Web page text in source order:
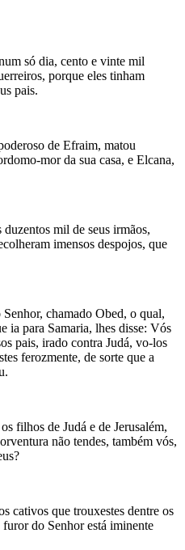
só dia, cento e vinte mil
porque eles tinham
pais.
de Efraim, matou
mor da sua casa, e Elcana,
mil de seus irmãos,
imensos despojos, que
chamado Obed, o qual,
ia para Samaria, lhes disse: Vós
pais, irado contra Judá, vo-los
ferozmente, de sorte que a
filhos de Judá e de Jerusalém,
não tendes, também vós,
cativos que trouxestes dentre os
do Senhor está iminente